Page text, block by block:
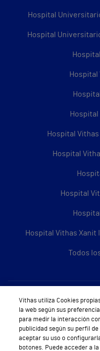
Hospital
Hospital
Hospital
Hospital
Hospital
Hospital
Hospital Vithas Xanit
Todos
Vithas utiliza Cookies
la web según sus
para medir la interacción
publicidad según su perfil
aceptar su uso o
botones. Puede acceder a